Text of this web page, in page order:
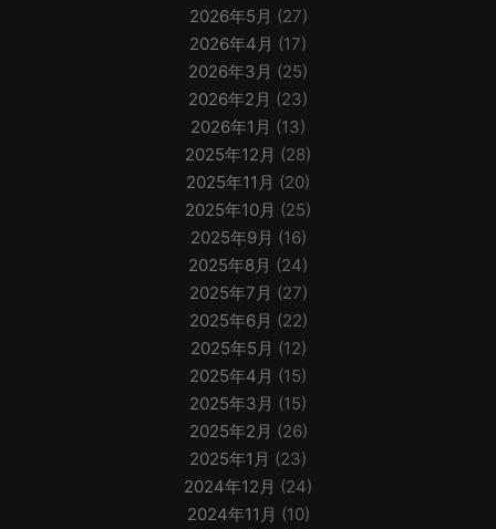
2026年5月 (27)
2026年4月 (17)
2026年3月 (25)
2026年2月 (23)
2026年1月 (13)
2025年12月 (28)
2025年11月 (20)
2025年10月 (25)
2025年9月 (16)
2025年8月 (24)
2025年7月 (27)
2025年6月 (22)
2025年5月 (12)
2025年4月 (15)
2025年3月 (15)
2025年2月 (26)
2025年1月 (23)
2024年12月 (24)
2024年11月 (10)